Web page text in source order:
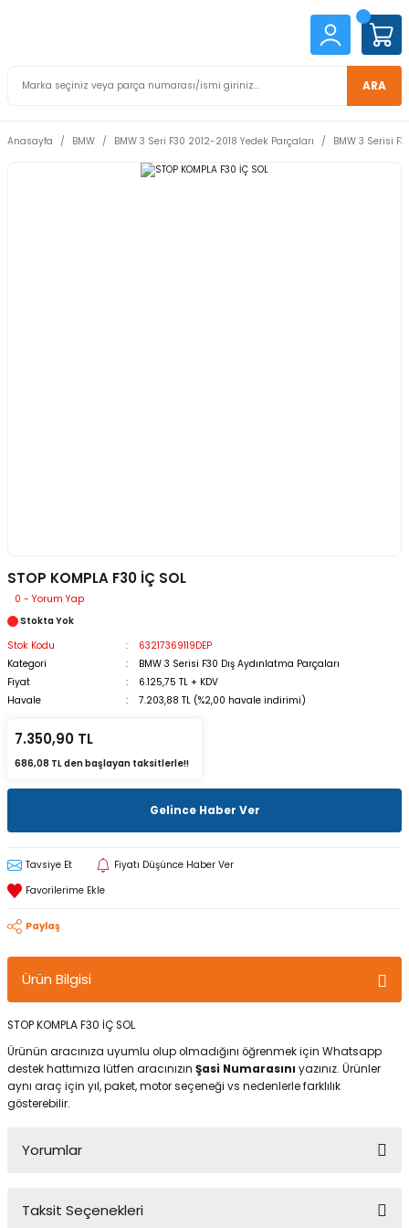
ARA
Anasayfa BMW BMW 3 Seri F30 2012-2018 Yedek Parçaları BMW 3 Serisi
STOP KOMPLA F30 İÇ SOL
0 - Yorum Yap
Stokta Yok
Stok Kodu
63217369119DEP
Kategori
BMW 3 Serisi F30 Dış Aydınlatma Parçaları
Fiyat
6.125,75 TL + KDV
Havale
7.203,88 TL (%2,00 havale indirimi)
7.350,90 TL
686,08 TL den başlayan taksitlerle!!
Gelince Haber Ver
Tavsiye Et Fiyatı Düşünce Haber Ver
Paylaş
Ürün Bilgisi
STOP KOMPLA F30 İÇ SOL
Ürünün aracınıza uyumlu olup olmadığını öğrenmek için Whatsapp
destek hattımıza lütfen aracınızın Şasi Numarasını yazınız. Ürünler
aynı araç için yıl, paket, motor seçeneği vs nedenlerle farklılık
gösterebilir.
Yorumlar
Taksit Seçenekleri